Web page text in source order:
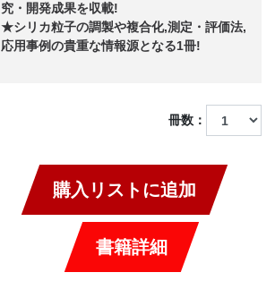
究・開発成果を収載!
★シリカ粒子の調製や複合化,測定・評価法,
応用事例の貴重な情報源となる1冊!
冊数：
購入リストに追加
書籍詳細